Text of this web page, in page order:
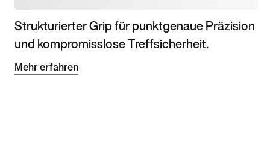
Strukturierter Grip für punktgenaue Präzision
und kompromisslose Treffsicherheit.
Mehr erfahren